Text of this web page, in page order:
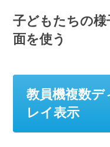
子どもたちの
面を使う
教員機複数デ
レイ表示